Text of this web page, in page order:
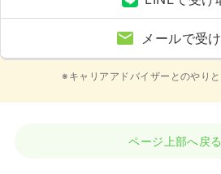
メールで受
※キャリアアドバイザーとのやり
ページ上部へ戻る